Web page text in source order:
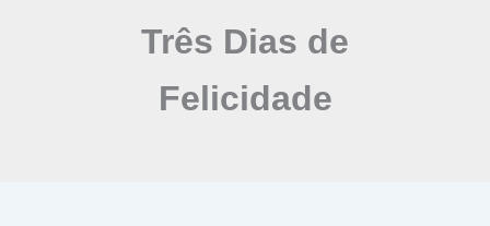
Três Dias de
Felicidade